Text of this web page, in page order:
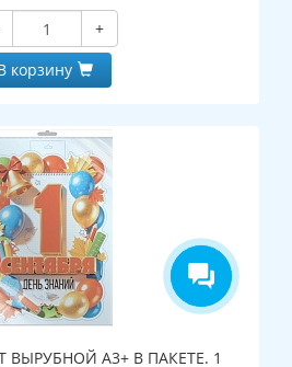
+
корзину
ВЫРУБНОЙ А3+ В ПАКЕТЕ. 1